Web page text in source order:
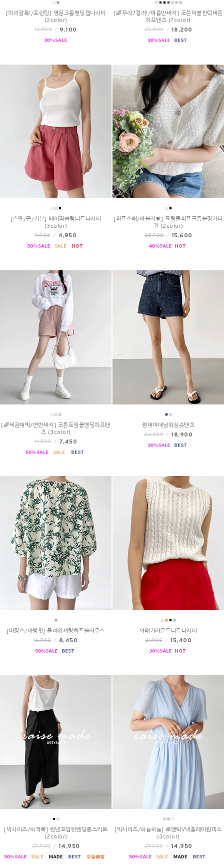
[허리잘록!/프린팅] 영문크롭밴딩캡나시티
(2color)
12,900 / 9,100
[🌈무려7컬러!/여름반바지] 코튼더블핀턱버튼
하프팬츠 (7color)
25,900 / 18,200
[스판/끈/기본] 베이직슬림니트나시티
(3color)
9,900 / 4,950
[퍼프소매/러블리💗] 크링클퍼프크롭블랑가디
건 (2color)
25,900 / 15,600
[🌈색감대박/면반바지] 코튼트임올밴딩하프팬
츠 (3color)
14,900 / 7,450
썸머마데님워싱숏팬츠
26,900 / 18,900
[바캉스/아방핏] 플라워셔링하프블라우스
16,900 / 8,450
꽈배기라운드니트나시티
21,900 / 15,400
[빅사이즈/하객룩] 린넨꼬임뒷밴딩롱스커트
(2color)
29,900 / 14,950
[빅사이즈/하늘하늘] 로맨틱V넥플레어원피스
(3color)
29,900 / 14,950